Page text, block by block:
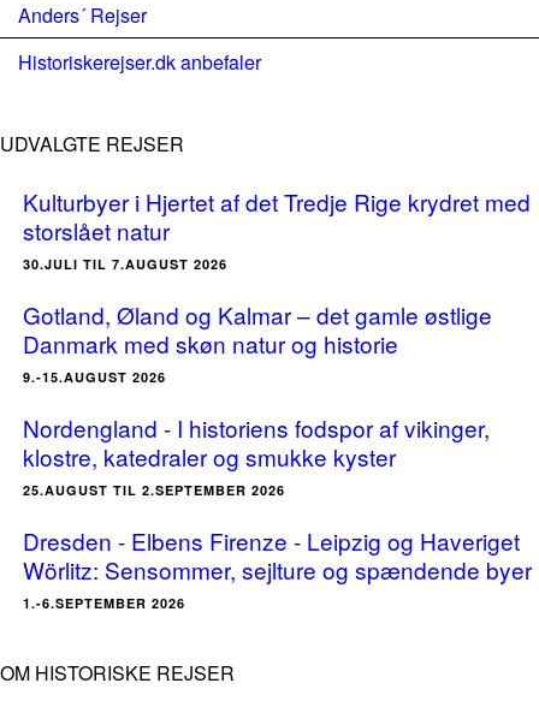
Anders´ Rejser
Historiskerejser.dk anbefaler
UDVALGTE REJSER
Kulturbyer i Hjertet af det Tredje Rige krydret med
storslået natur
30.JULI TIL 7.AUGUST 2026
Gotland, Øland og Kalmar – det gamle østlige
Danmark med skøn natur og historie
9.-15.AUGUST 2026
Nordengland - I historiens fodspor af vikinger,
klostre, katedraler og smukke kyster
25.AUGUST TIL 2.SEPTEMBER 2026
Dresden - Elbens Firenze - Leipzig og Haveriget
Wörlitz: Sensommer, sejlture og spændende byer
1.-6.SEPTEMBER 2026
OM HISTORISKE REJSER